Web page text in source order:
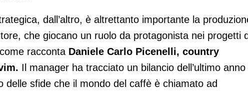
dall’altro, è altrettanto importante la
che giocano un ruolo da protagonista nei progetti
racconta Daniele Carlo Picenelli, country
Il manager ha tracciato un bilancio dell’ultimo anno
delle sfide che il mondo del caffè è chiamato ad